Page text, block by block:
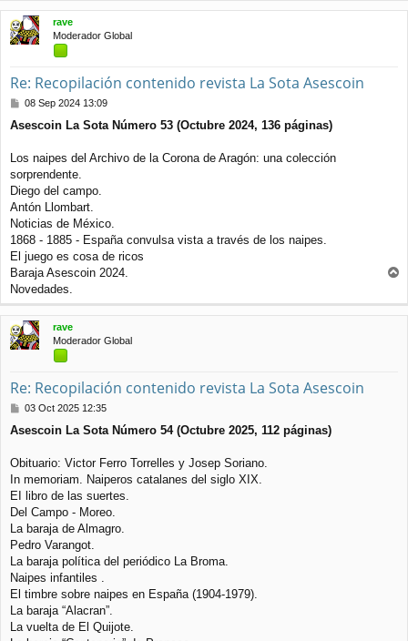
i
rave
Moderador Global
Re: Recopilación contenido revista La Sota Asescoin
M
n
a
j
08 Sep 2024 13:09
Asescoin La Sota Número 53 (Octubre 2024, 136 páginas)
Los naipes del Archivo de la Corona de Aragón: una colección
sorprendente.
Diego del campo.
Antón Llombart.
Noticias de México.
1868 - 1885 - España convulsa vista a través de los naipes.
El juego es cosa de ricos
Baraja Asescoin 2024.
Novedades.
r
i
rave
Moderador Global
Re: Recopilación contenido revista La Sota Asescoin
M
n
a
e
03 Oct 2025 12:35
Asescoin La Sota Número 54 (Octubre 2025, 112 páginas)
Obituario: Victor Ferro Torrelles y Josep Soriano.
In memoriam. Naiperos catalanes del siglo XIX.
EI libro de las suertes.
Del Campo - Moreo.
La baraja de Almagro.
Pedro Varangot.
La baraja política del periódico La Broma.
Naipes infantiles .
El timbre sobre naipes en España (1904-1979).
La baraja “Alacran”.
La vuelta de El Quijote.